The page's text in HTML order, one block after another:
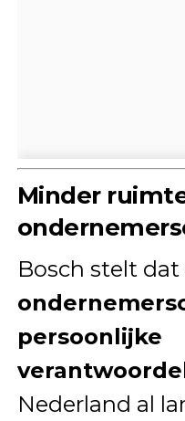
Minder
Bosch stelt dat
persoonlijke
Nederland al